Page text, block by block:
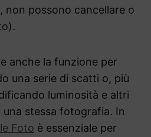
non possono cancellare o
anche la funzione per
una serie di scatti o, più
luminosità e altri
stessa fotografia. In
Foto è essenziale per